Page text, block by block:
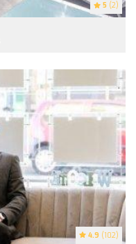
5 (2)
4.9 (102)